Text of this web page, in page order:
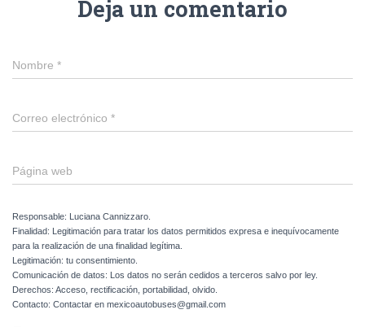
Deja un comentario
Nombre *
Correo electrónico *
Página web
Responsable: Luciana Cannizzaro.
Finalidad: Legitimación para tratar los datos permitidos expresa e inequívocamente
para la realización de una finalidad legítima.
Legitimación: tu consentimiento.
Comunicación de datos: Los datos no serán cedidos a terceros salvo por ley.
Derechos: Acceso, rectificación, portabilidad, olvido.
Contacto: Contactar en mexicoautobuses@gmail.com